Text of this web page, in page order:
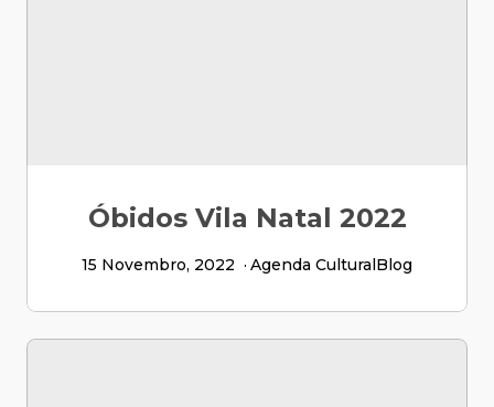
Óbidos Vila Natal 2022
15 Novembro, 2022 Agenda CulturalBlog